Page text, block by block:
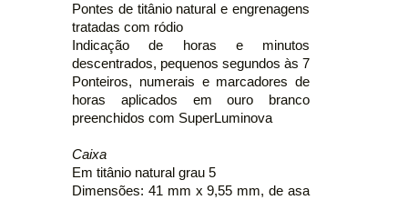
Pontes de titânio natural e engrenagens
tratadas com ródio
Indicação de horas e minutos
descentrados, pequenos segundos às 7
Ponteiros, numerais e marcadores de
horas aplicados em ouro branco
preenchidos com SuperLuminova
Caixa
Em titânio natural grau 5
Dimensões: 41 mm x 9,55 mm, de asa